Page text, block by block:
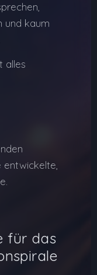
und kaum
alles
entwickelte,
für das